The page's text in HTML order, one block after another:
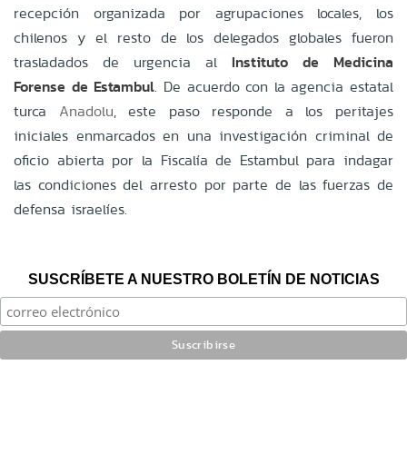
recepción organizada por agrupaciones locales, los
chilenos y el resto de los delegados globales fueron
trasladados de urgencia al Instituto de Medicina
Forense de Estambul. De acuerdo con la agencia estatal
turca Anadolu, este paso responde a los peritajes
iniciales enmarcados en una investigación criminal de
oficio abierta por la Fiscalía de Estambul para indagar
las condiciones del arresto por parte de las fuerzas de
defensa israelíes.
SUSCRÍBETE A NUESTRO BOLETÍN DE NOTICIAS